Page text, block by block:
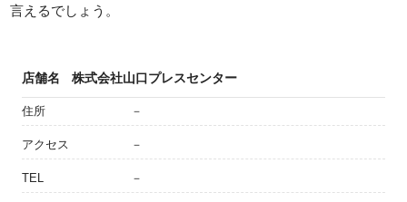
言えるでしょう。
店舗名 株式会社山口プレスセンター
住所 －
アクセス －
TEL －